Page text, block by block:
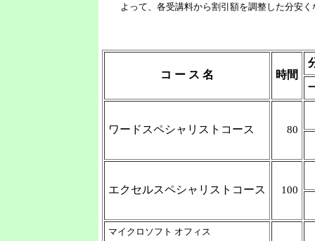
よって、各受講料から割引額を調整した分安く
コ ー ス 名 時間
ワードスペシャリストコース 80
エクセルスペシャリストコース 100
マイクロソフト オフィス